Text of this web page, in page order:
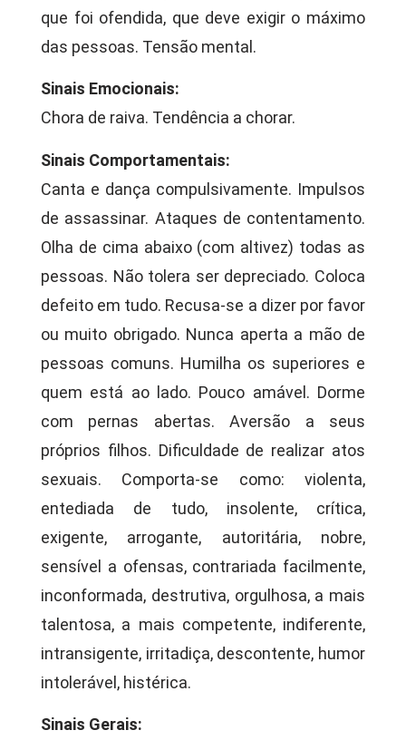
que foi ofendida, que deve exigir o máximo
das pessoas. Tensão mental.
Sinais Emocionais:
Chora de raiva. Tendência a chorar.
Sinais Comportamentais:
Canta e dança compulsivamente. Impulsos
de assassinar. Ataques de contentamento.
Olha de cima abaixo (com altivez) todas as
pessoas. Não tolera ser depreciado. Coloca
defeito em tudo. Recusa-se a dizer por favor
ou muito obrigado. Nunca aperta a mão de
pessoas comuns. Humilha os superiores e
quem está ao lado. Pouco amável. Dorme
com pernas abertas. Aversão a seus
próprios filhos. Dificuldade de realizar atos
sexuais. Comporta-se como: violenta,
entediada de tudo, insolente, crítica,
exigente, arrogante, autoritária, nobre,
sensível a ofensas, contrariada facilmente,
inconformada, destrutiva, orgulhosa, a mais
talentosa, a mais competente, indiferente,
intransigente, irritadiça, descontente, humor
intolerável, histérica.
Sinais Gerais: